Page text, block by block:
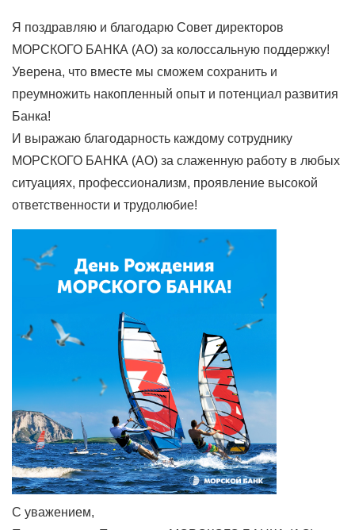
Я поздравляю и благодарю Совет директоров
МОРСКОГО БАНКА (АО) за колоссальную поддержку!
Уверена, что вместе мы сможем сохранить и
преумножить накопленный опыт и потенциал развития
Банка!
И выражаю благодарность каждому сотруднику
МОРСКОГО БАНКА (АО) за слаженную работу в любых
ситуациях, профессионализм, проявление высокой
ответственности и трудолюбие!
С уважением,